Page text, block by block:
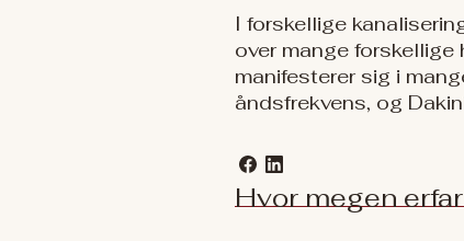
I forskellige
over mange forskellige
manifesterer sig i
åndsfrekvens, og
Hvor megen